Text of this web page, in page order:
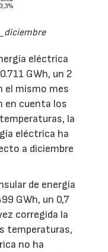
eléctrica
GWh, un 2
el mismo mes
en cuenta los
la
eléctrica ha
a diciembre
de energía
GWh, un 0,7
corregida la
temperaturas,
no ha